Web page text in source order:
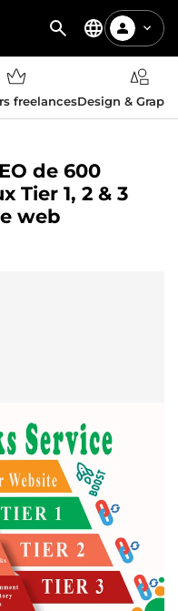
freelancesDesign &
de 600
Tier 1, 2 & 3
web